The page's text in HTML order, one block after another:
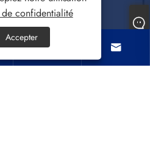
 
confidentialité
Accepter